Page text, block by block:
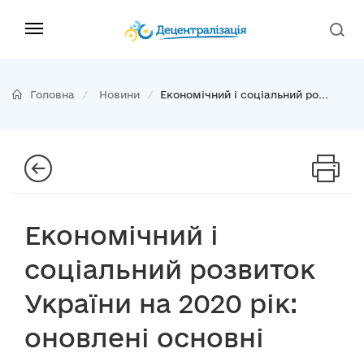
Головна Новини Економічний і соціальний ро...
Економічний і
соціальний розвиток
України на 2020 рік:
оновлені основні